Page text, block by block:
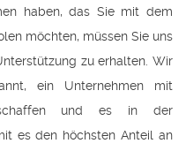
haben, das Sie mit dem
möchten, müssen Sie uns
zu erhalten. Wir
ein Unternehmen mit
und es in der
es den höchsten Anteil an